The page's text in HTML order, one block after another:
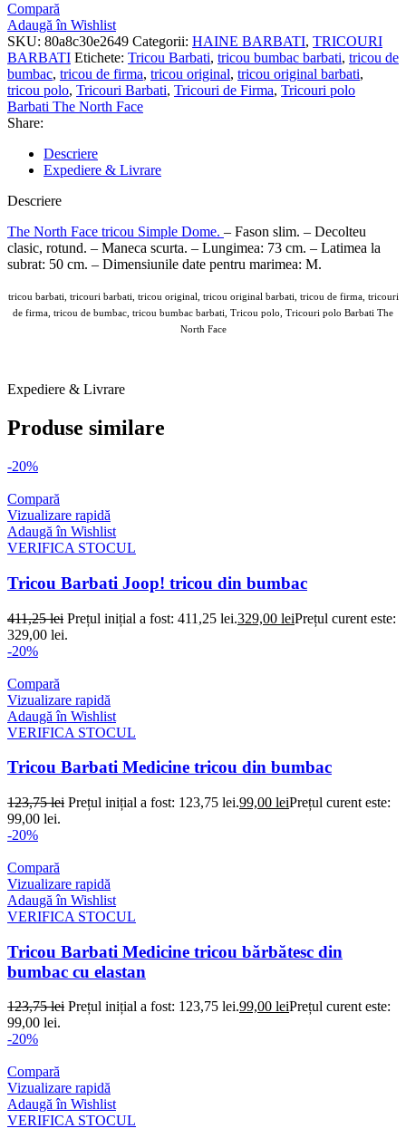
Compară
Adaugă în Wishlist
SKU: 80a8c30e2649 Categorii: HAINE BARBATI, TRICOURI
BARBATI Etichete: Tricou Barbati, tricou bumbac barbati, tricou de
bumbac, tricou de firma, tricou original, tricou original barbati,
tricou polo, Tricouri Barbati, Tricouri de Firma, Tricouri polo
Barbati The North Face
Share:
Descriere
Expediere & Livrare
Descriere
The North Face tricou Simple Dome. – Fason slim. – Decolteu
clasic, rotund. – Maneca scurta. – Lungimea: 73 cm. – Latimea la
subrat: 50 cm. – Dimensiunile date pentru marimea: M.
tricou barbati, tricouri barbati, tricou original, tricou original barbati, tricou de firma, tricouri
de firma, tricou de bumbac, tricou bumbac barbati, Tricou polo, Tricouri polo Barbati The
North Face
Expediere & Livrare
Produse similare
-20%
Compară
Vizualizare rapidă
Adaugă în Wishlist
VERIFICA STOCUL
Tricou Barbati Joop! tricou din bumbac
411,25lei Prețul inițial a fost: 411,25 lei.329,00 leiPrețul curent este:
329,00 lei.
-20%
Compară
Vizualizare rapidă
Adaugă în Wishlist
VERIFICA STOCUL
Tricou Barbati Medicine tricou din bumbac
123,75lei Prețul inițial a fost: 123,75 lei.99,00 leiPrețul curent este:
99,00 lei.
-20%
Compară
Vizualizare rapidă
Adaugă în Wishlist
VERIFICA STOCUL
Tricou Barbati Medicine tricou bărbătesc din
bumbac cu elastan
123,75lei Prețul inițial a fost: 123,75 lei.99,00 leiPrețul curent este:
99,00 lei.
-20%
Compară
Vizualizare rapidă
Adaugă în Wishlist
VERIFICA STOCUL